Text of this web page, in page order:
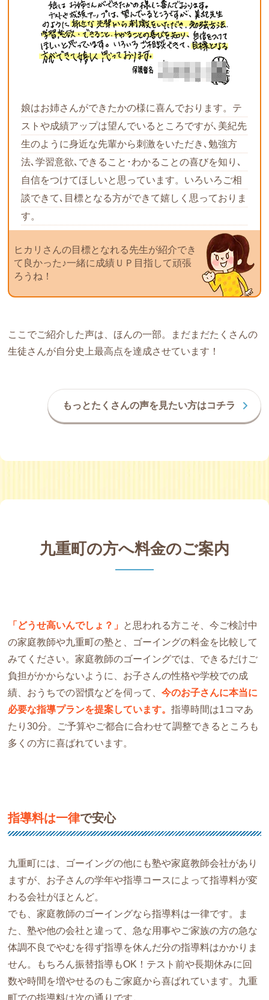
娘はお姉さんができたかの様に喜んでおります。テ
ストや成績アップは望んでいるところですが､美紀先
生のように身近な先輩から刺激をいただき､勉強方
法､学習意欲､できること･わかることの喜びを知り､
自信をつけてほしいと思っています。いろいろご相
談できて､目標となる方ができて嬉しく思っておりま
す。
ヒカリさんの目標となれる先生が紹介でき
て良かった♪一緒に成績ＵＰ目指して頑張
ろうね！
ここでご紹介した声は、ほんの一部。まだまだたくさんの
生徒さんが自分史上最高点を達成させています！
もっとたくさんの声を見たい方はコチラ
九重町の方へ料金のご案内
「どうせ高いんでしょ？」 と思われる方こそ、今ご検討中
の家庭教師や九重町の塾と、ゴーイングの料金を比較して
みてください。家庭教師のゴーイングでは、できるだけご
負担がかからないように、お子さんの性格や学校での成
績、おうちでの習慣などを伺って、今のお子さんに本当に
必要な指導プランを提案しています。指導時間は1コマあ
たり30分。ご予算やご都合に合わせて調整できるところも
多くの方に喜ばれています。
指導料は一律で安心
九重町には、ゴーイングの他にも塾や家庭教師会社があり
ますが、お子さんの学年や指導コースによって指導料が変
わる会社がほとんど。
でも、家庭教師のゴーイングなら指導料は一律です。ま
た、塾や他の会社と違って、急な用事やご家族の方の急な
体調不良でやむを得ず指導を休んだ分の指導料はかかりま
せん。もちろん振替指導もOK！テスト前や長期休みに回
数や時間を増やせるのもご家庭から喜ばれています。九重